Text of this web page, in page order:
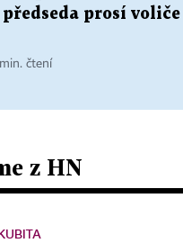
prosí voliče
čtení
z HN